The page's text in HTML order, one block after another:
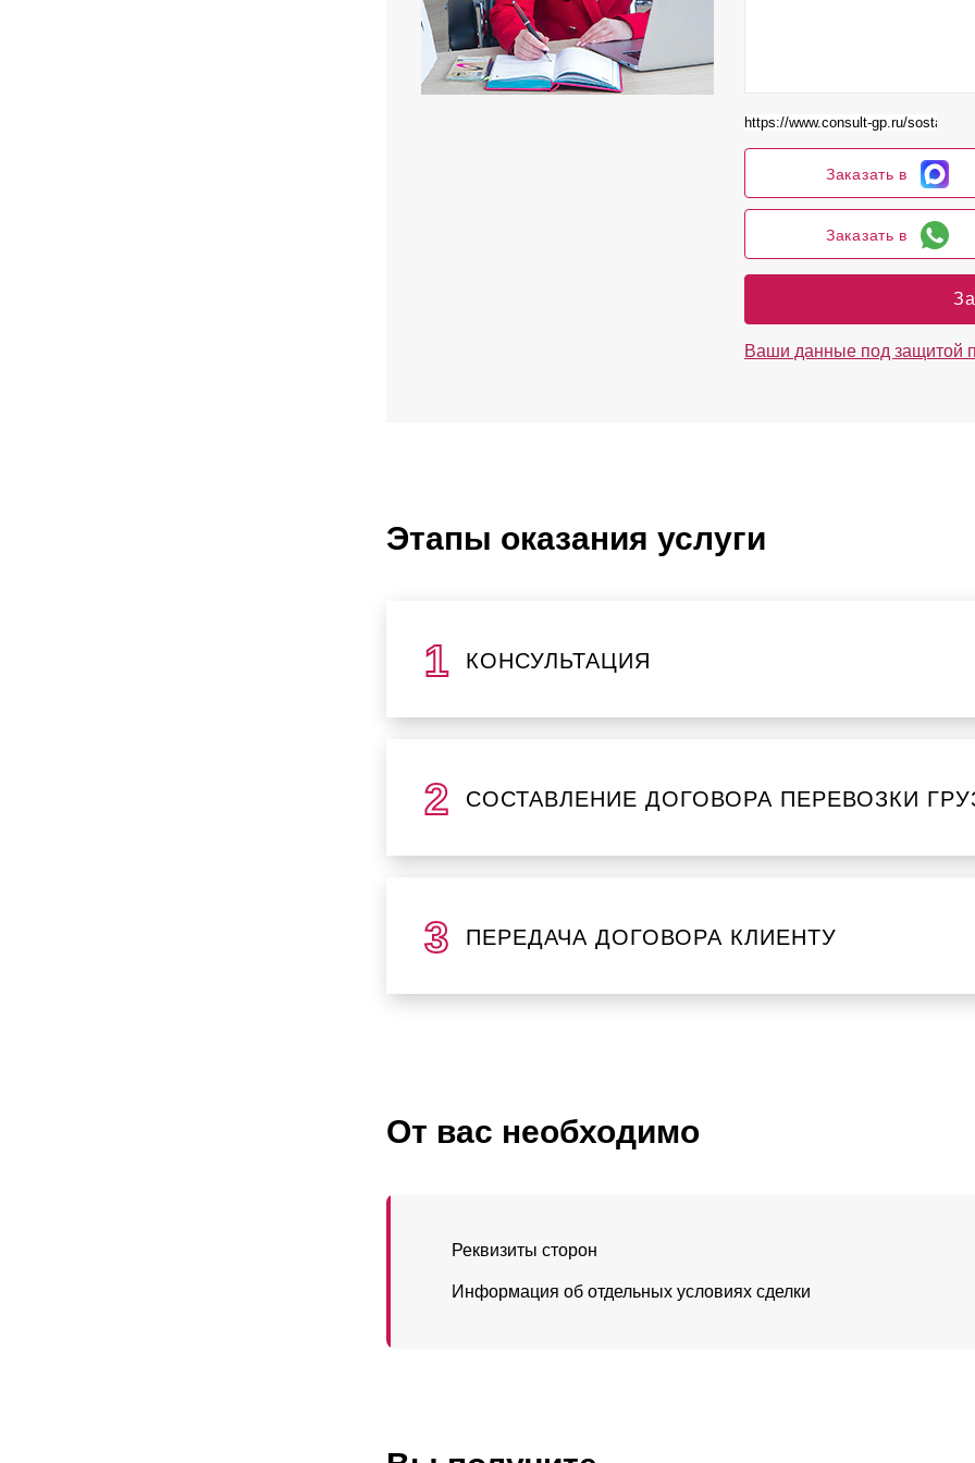
Заказать в
Заказать в
Ваши данные под защитой
Этапы оказания услуги
КОНСУЛЬТАЦИЯ
СОСТАВЛЕНИЕ ДОГОВОРА ПЕРЕВОЗКИ
ПЕРЕДАЧА ДОГОВОРА КЛИЕНТУ
От вас необходимо
Реквизиты сторон
Информация об отдельных условиях сделки